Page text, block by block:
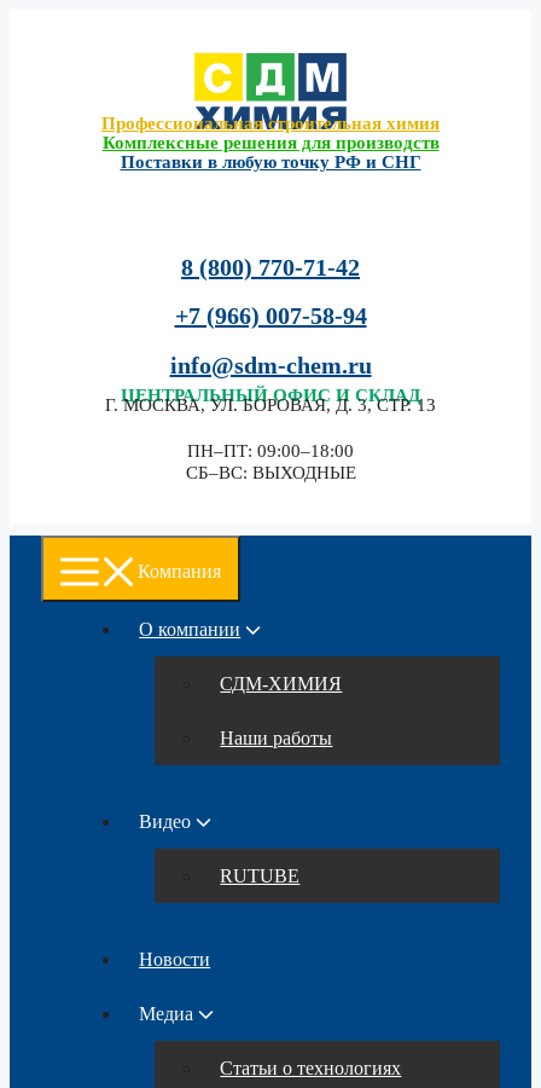
Профессиональная строительная химия
Комплексные решения для производств
Поставки в любую точку РФ и СНГ
8 (800) 770-71-42
+7 (966) 007-58-94
info@sdm-chem.ru
ЦЕНТРАЛЬНЫЙ ОФИС И СКЛАД
Г. МОСКВА, УЛ. БОРОВАЯ, Д. 3, СТР. 13
ПН–ПТ: 09:00–18:00
СБ–ВС: ВЫХОДНЫЕ
Компания
О компании
СДМ-ХИМИЯ
Наши работы
Видео
RUTUBE
Новости
Медиа
Статьи о технологиях